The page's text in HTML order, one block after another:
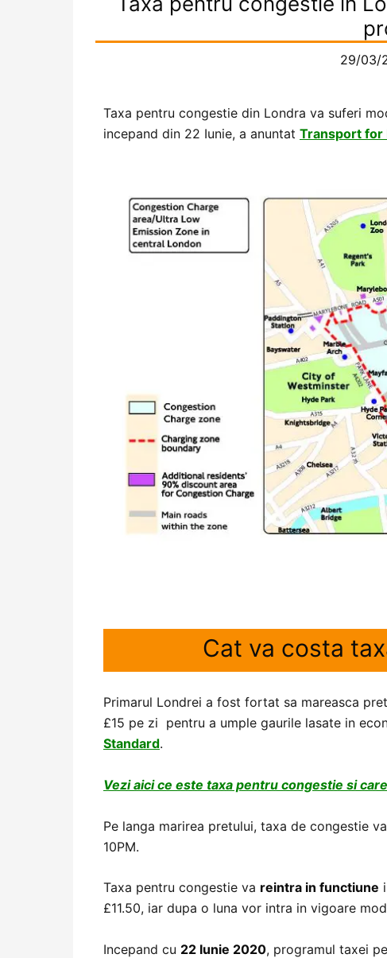
29/03/
Taxa pentru congestie din Londra va suferi
incepand din 22 Iunie, a anuntat Transport for
Cat va costa
Primarul Londrei a fost fortat sa mareasca
£15 pe zi pentru a umple gaurile lasate in
Standard.
Vezi aici ce este taxa pentru congestie si
Pe langa marirea pretului, taxa de congestie
10PM.
Taxa pentru congestie va reintra in functiune
£11.50, iar dupa o luna vor intra in vigoare
Incepand cu 22 Iunie 2020, programul taxei